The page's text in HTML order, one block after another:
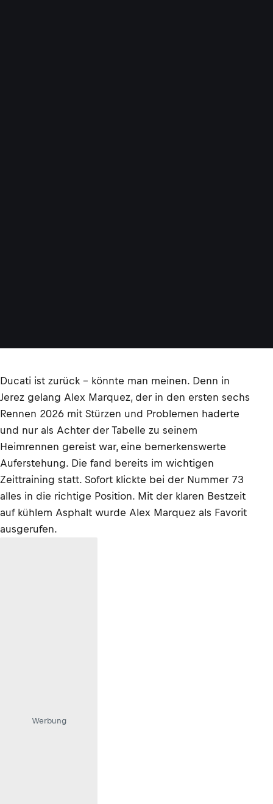
Ducati ist zurück – könnte man meinen. Denn in
Jerez gelang Alex Marquez, der in den ersten sechs
Rennen 2026 mit Stürzen und Problemen haderte
und nur als Achter der Tabelle zu seinem
Heimrennen gereist war, eine bemerkenswerte
Auferstehung. Die fand bereits im wichtigen
Zeittraining statt. Sofort klickte bei der Nummer 73
alles in die richtige Position. Mit der klaren Bestzeit
auf kühlem Asphalt wurde Alex Marquez als Favorit
ausgerufen.
Werbung